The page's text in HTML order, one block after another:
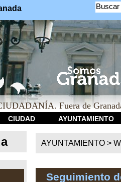
Buscar
Fuera de
CIUDAD AYUNTAMIENTO
AYUNTAMIENTO >
Seguimiento